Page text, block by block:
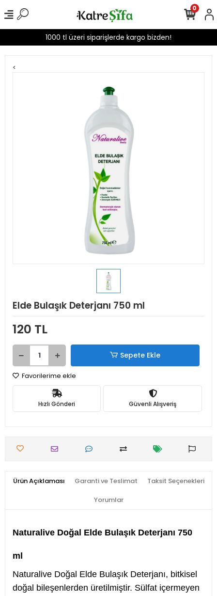
1000 tl üzeri siparişlerde kargo bizden!
0
<
Elde Bulaşık Deterjanı 750 ml
120 TL
Sepete Ekle
Favorilerime ekle
Hızlı Gönderi Güvenli Alışveriş
Ürün Açıklaması Garanti ve Teslimat Taksit Seçenekleri
Yorumlar
Naturalive Doğal Elde Bulaşık Deterjanı 750
ml
Naturalive Doğal Elde Bulaşık Deterjanı, bitkisel
doğal bileşenlerden üretilmiştir. Sülfat içermeyen